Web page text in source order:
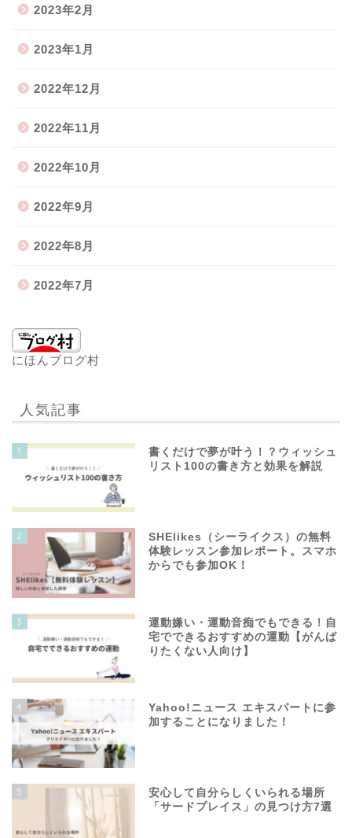
2023年2月
2023年1月
2022年12月
2022年11月
2022年10月
2022年9月
2022年8月
2022年7月
にほんブログ村
人気記事
1
書くだけで夢が叶う！？ウィッシュ
リスト100の書き方と効果を解説
2
SHElikes（シーライクス）の無料
体験レッスン参加レポート。スマホ
からでも参加OK！
3
運動嫌い・運動音痴でもできる！自
宅でできるおすすめの運動【がんば
りたくない人向け】
4
Yahoo!ニュース エキスパートに参
加することになりました！
5
安心して自分らしくいられる場所
「サードプレイス」の見つけ方7選